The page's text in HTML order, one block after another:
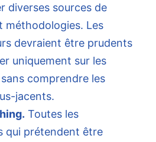
diverses sources de
méthodologies. Les
devraient être prudents
uniquement sur les
comprendre les
jacents.
Toutes les
qui prétendent être